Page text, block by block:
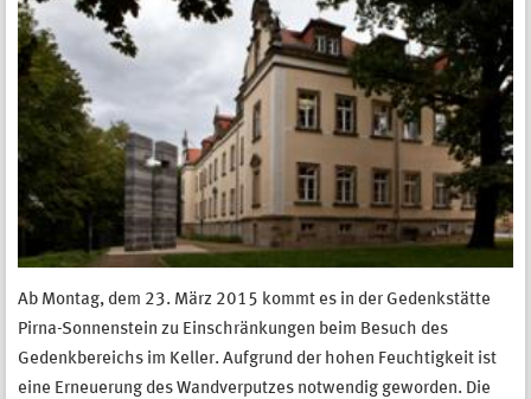
Ab Montag, dem 23. März 2015 kommt es in der Gedenkstätte
Pirna-Sonnenstein zu Einschränkungen beim Besuch des
Gedenkbereichs im Keller. Aufgrund der hohen Feuchtigkeit ist
eine Erneuerung des Wandverputzes notwendig geworden. Die